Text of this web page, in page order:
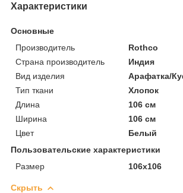
Характеристики
Основные
Производитель
Rothco
Страна производитель
Индия
Вид изделия
Арафатка/
Тип ткани
Хлопок
Длина
106 см
Ширина
106 см
Цвет
Белый
Пользовательские характеристики
Размер
106х106
Скрыть